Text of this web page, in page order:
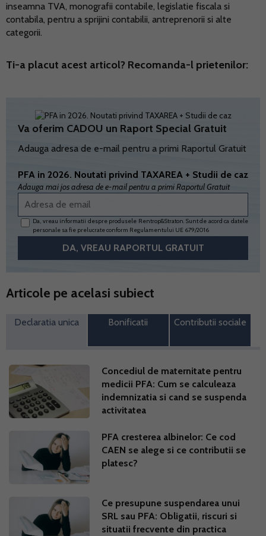
inseamna TVA, monografii contabile, legislatie fiscala si
contabila, pentru a sprijini contabilii, antreprenorii si alte
categorii.
Ti-a placut acest articol? Recomanda-l prietenilor:
Va oferim CADOU un Raport Special Gratuit
Adauga adresa de e-mail pentru a primi Raportul Gratuit
PFA in 2026. Noutati privind TAXAREA + Studii de caz
Adauga mai jos adresa de e-mail pentru a primi Raportul Gratuit
Da, vreau informatii despre produsele Rentrop&Straton. Sunt de acord ca datele
personale sa fie prelucrate conform Regulamentului UE 679/2016
Articole pe acelasi subiect
Declaratia unica Bonificatii Contributii sociale
Concediul de maternitate pentru
medicii PFA: Cum se calculeaza
indemnizatia si cand se suspenda
activitatea
PFA cresterea albinelor: Ce cod
CAEN se alege si ce contributii se
platesc?
Ce presupune suspendarea unui
SRL sau PFA: Obligatii, riscuri si
situatii frecvente din practica